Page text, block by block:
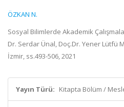
ÖZKAN N.
Sosyal Bilimlerde Akademik
Dr. Serdar Ünal, Doç.Dr. Yener Lütfü
İzmir, ss.493-506, 2021
Yayın Türü: Kitapta Bölüm /